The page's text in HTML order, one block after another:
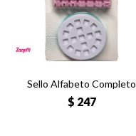
Sello Alfabeto Completo
$ 247